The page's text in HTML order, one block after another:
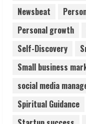
Newsbeat
Personal growth
Self-Discovery
Small business
social media
Spiritual Guidance